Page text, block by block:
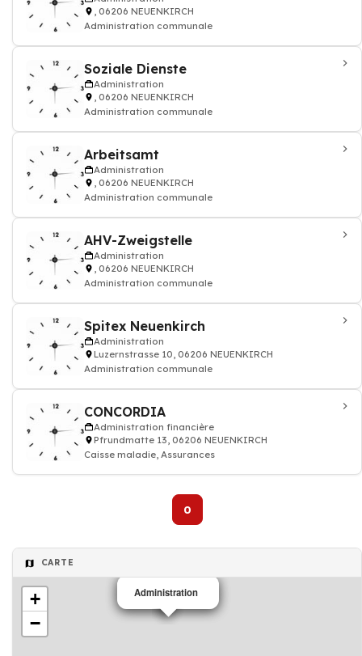
, 06206 NEUENKIRCH
Administration communale
Soziale Dienste
Administration
, 06206 NEUENKIRCH
Administration communale
Arbeitsamt
Administration
, 06206 NEUENKIRCH
Administration communale
AHV-Zweigstelle
Administration
, 06206 NEUENKIRCH
Administration communale
Spitex Neuenkirch
Administration
Luzernstrasse 10, 06206 NEUENKIRCH
Administration communale
CONCORDIA
Administration financière
Pfrundmatte 13, 06206 NEUENKIRCH
Caisse maladie, Assurances
0
CARTE
Administration
Administration
+
−